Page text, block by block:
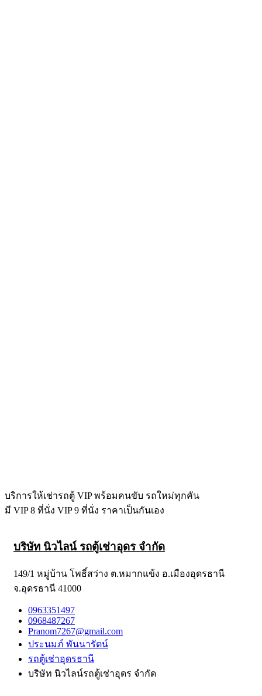
บริการให้เช่ารถตู้ VIP พร้อมคนขับ รถใหม่ทุกคัน
มี VIP 8 ที่นั่ง VIP 9 ที่นั่ง ราคาเป็นกันเอง
บริษัท นิวไลน์ รถตู้เช่าอุดร จำกัด
149/1 หมู่บ้าน โพธิ์สว่าง ต.หมากแข้ง อ.เมืองอุดรธานี
จ.อุดรธานี 41000
0963351497
0968487267
Pranom7267@gmail.com
ประนมภ์ พันนารัตน์
รถตู้เช่าอุดรธานี
บริษัท นิวไลน์รถตู้เช่าอุดร จำกัด